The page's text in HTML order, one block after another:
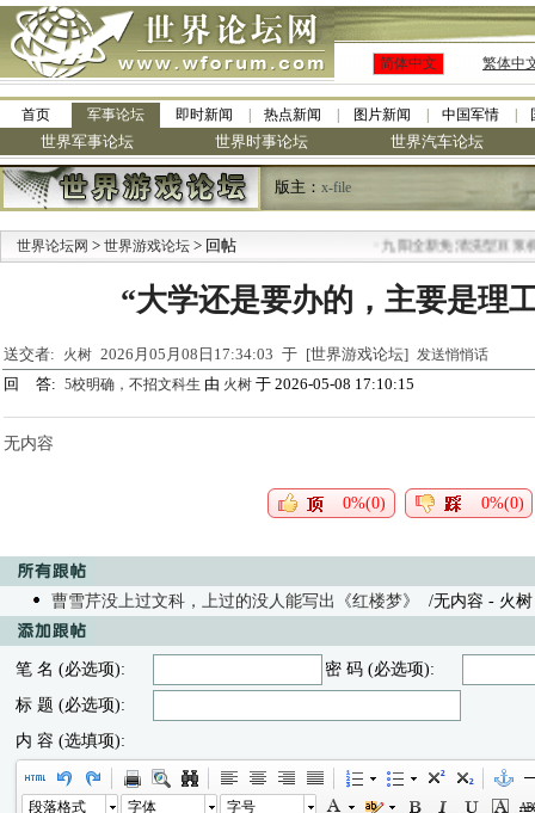
简体中文 繁体中
首页 军事论坛 即时新闻 热点新闻 图片新闻 中国军情
世界军事论坛 世界时事论坛 世界汽车论坛
版主： x-file
世界论坛网 > 世界游戏论坛 > 回帖 九阳全新免清洗型豆浆机
“大学还是要办的，主要是理
送交者: 火树 2026月05月08日17:34:03 于 [世界游戏论坛] 发送悄悄话
回 答: 5校明确，不招文科生 由 火树 于 2026-05-08 17:10:15
无内容
0%(0) 0%(0)
曹雪芹没上过文科，上过的没人能写出《红楼梦》 /无内容 - 火树
笔 名 (必选项):
密 码 (必选项):
标 题 (必选项):
内 容 (选填项):
段落格式 字体 字号